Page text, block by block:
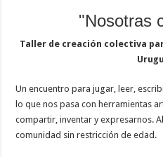
"Nosotras
Taller de creación colectiva
Un encuentro para jugar, leer,
lo que nos pasa con herramientas
compartir, inventar y expresarnos.
comunidad sin restricción de edad.